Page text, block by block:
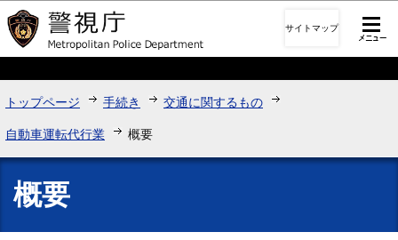
このページの本文へ移動
サイトマップ
トップページ 手続き 交通に関するもの
自動車運転代行業 概要
概要